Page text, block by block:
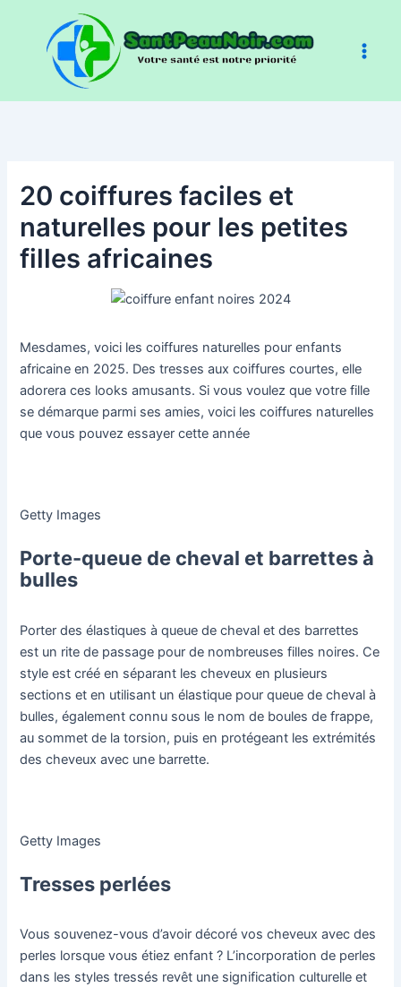
contenu
20 coiffures faciles et
naturelles pour les petites
filles africaines
Mesdames, voici les coiffures naturelles pour enfants
africaine en 2025. Des tresses aux coiffures courtes, elle
adorera ces looks amusants. Si vous voulez que votre fille
se démarque parmi ses amies, voici les coiffures naturelles
que vous pouvez essayer cette année
Getty Images
Porte-queue de cheval et barrettes à
bulles
Porter des élastiques à queue de cheval et des barrettes
est un rite de passage pour de nombreuses filles noires. Ce
style est créé en séparant les cheveux en plusieurs
sections et en utilisant un élastique pour queue de cheval à
bulles, également connu sous le nom de boules de frappe,
au sommet de la torsion, puis en protégeant les extrémités
des cheveux avec une barrette.
Getty Images
Tresses perlées
Vous souvenez-vous d’avoir décoré vos cheveux avec des
perles lorsque vous étiez enfant ? L’incorporation de perles
dans les styles tressés revêt une signification culturelle et